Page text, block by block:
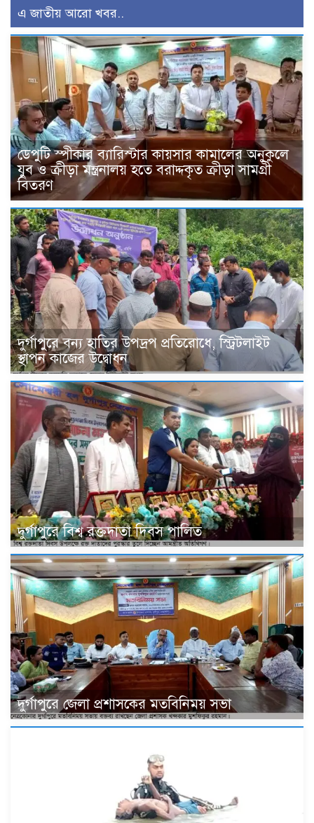
এ জাতীয় আরো খবর..
ডেপুটি স্পীকার ব্যারিস্টার কায়সার কামালের অনুকুলে
যুব ও ক্রীড়া মন্ত্রনালয় হতে বরাদ্দকৃত ক্রীড়া সামগ্রী
বিতরণ
দুর্গাপুরে বন্য হাতির উপদ্রপ প্রতিরোধে, স্ট্রিটলাইট
স্থাপন কাজের উদ্বোধন
দুর্গাপুরে বিশ্ব রক্তদাতা দিবস পালিত
দুর্গাপুরে জেলা প্রশাসকের মতবিনিময় সভা